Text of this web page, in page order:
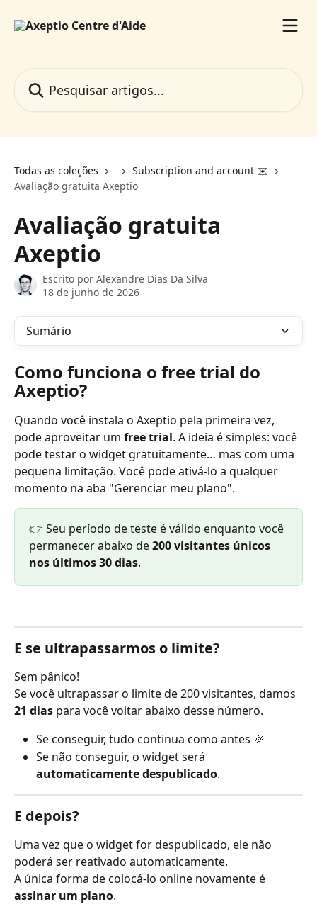
Todas as coleções
Subscription and account ✉️
Avaliação gratuita Axeptio
Avaliação gratuita
Axeptio
Escrito por Alexandre Dias Da Silva
18 de junho de 2026
Sumário
Como funciona o free trial do
Axeptio?
Quando você instala o Axeptio pela primeira vez,
pode aproveitar um free trial. A ideia é simples: você
pode testar o widget gratuitamente… mas com uma
pequena limitação. Você pode ativá-lo a qualquer
momento na aba "Gerenciar meu plano".
👉 Seu período de teste é válido enquanto você
permanecer abaixo de 200 visitantes únicos
nos últimos 30 dias.
E se ultrapassarmos o limite?
Sem pânico!
Se você ultrapassar o limite de 200 visitantes, damos
21 dias para você voltar abaixo desse número.
Se conseguir, tudo continua como antes 🎉
Se não conseguir, o widget será
automaticamente despublicado.
E depois?
Uma vez que o widget for despublicado, ele não
poderá ser reativado automaticamente.
A única forma de colocá-lo online novamente é
assinar um plano.